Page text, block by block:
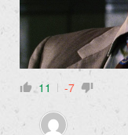
11 -7